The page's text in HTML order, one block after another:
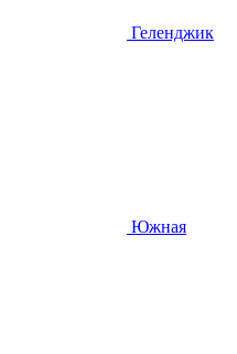
Геленджик
Южная